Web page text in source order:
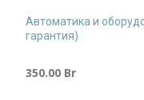
Автоматика и
гарантия)
350.00 Br